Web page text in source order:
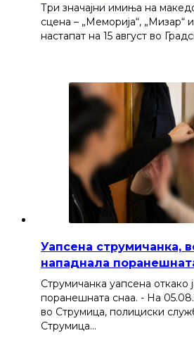
Три значајни имиња на
сцена – „Меморија“, „Мизар“
настапат на 15 август во
Уапсена струмичанка,
нападнала
Струмичанка уапсена откако
поранешната снаа. - На
во Струмица, полициски
Струмица…